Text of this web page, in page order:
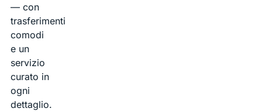
— con
trasferimenti
comodi
e un
servizio
curato in
ogni
dettaglio.